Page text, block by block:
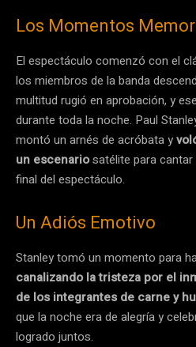
Los Momentos
El espectáculo comenzó con el
los miembros de la banda
multitud rugió en aprobación, y
durante toda la noche. Paul
montó un arnés de acróbata y
un escenariosatélite para
final del espectáculo.
Un Adiós Emotivo
Stanley tomó un momento para
canalizando la tristeza por el
de los integrantes de carne y
que la noche era de alegría y
logrado juntos.